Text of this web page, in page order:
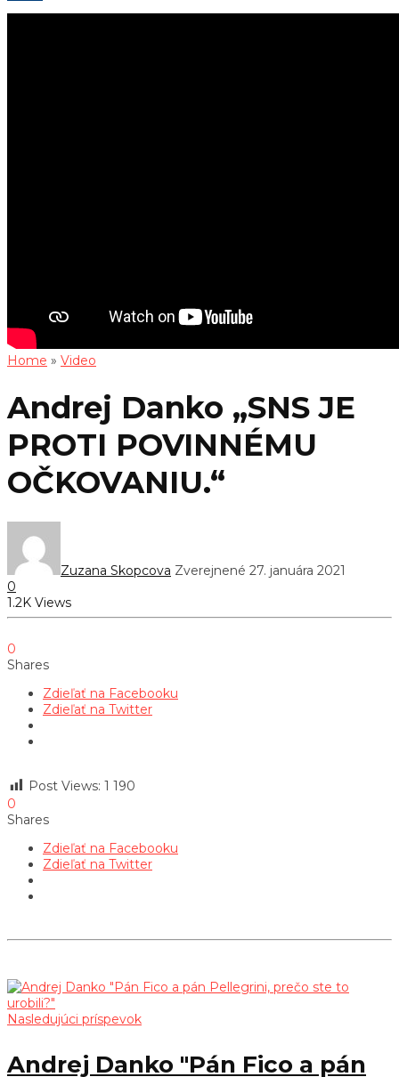
Home » Video
Andrej Danko „SNS JE
PROTI POVINNÉMU
OČKOVANIU.“
Zuzana Skopcova Zverejnené 27. januára 2021
0
1.2K Views
0
Shares
Zdieľať na Facebooku
Zdieľať na Twitter
Post Views: 1 190
0
Shares
Zdieľať na Facebooku
Zdieľať na Twitter
Nasledujúci príspevok
Andrej Danko "Pán Fico a pán